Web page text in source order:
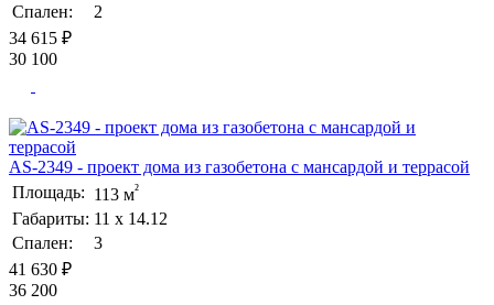
Спален:
2
34 615 ₽
30 100
AS-2349 - проект дома из газобетона с мансардой и террасой
Площадь: 113 м²
Габариты: 11 х 14.12
Спален:
3
41 630 ₽
36 200